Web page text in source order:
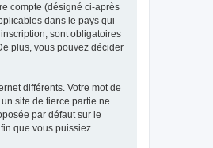
compte (désigné ci-après
dans le pays qui
sont obligatoires
plus, vous pouvez décider
différents. Votre mot de
site de tierce partie ne
par défaut sur le
que vous puissiez